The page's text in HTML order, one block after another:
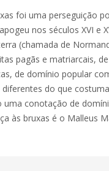
foi uma perseguição
nos séculos XVI e
(chamada de
pagãs e matriarcais,
de domínio popular
diferentes do que
uma conotação de
às bruxas é o Malleus